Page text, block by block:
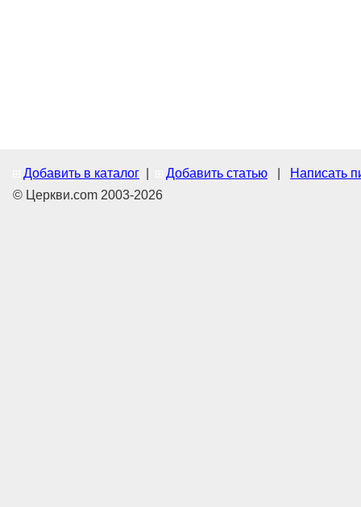
Добавить в каталог Добавить статью
Написать
© Церкви.com 2003-2026